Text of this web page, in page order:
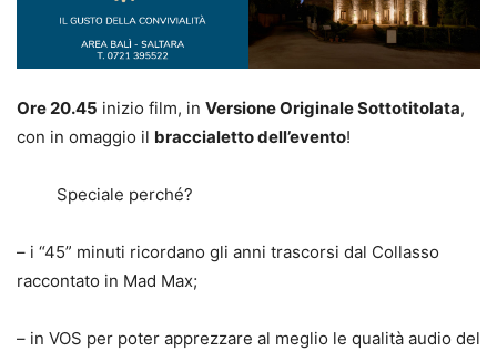
Ore 20.45 inizio film, in Versione Originale Sottotitolata,
con in omaggio il braccialetto dell’evento!
Speciale perché?
– i “45” minuti ricordano gli anni trascorsi dal Collasso
raccontato in Mad Max;
– in VOS per poter apprezzare al meglio le qualità audio del